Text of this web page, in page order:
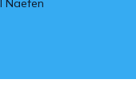
Naefen